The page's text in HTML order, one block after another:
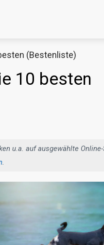
(Bestenliste)
10 besten
u.a. auf ausgewählte Online-
.
Decathlon
jetzt die meistverkauften
Jetzt